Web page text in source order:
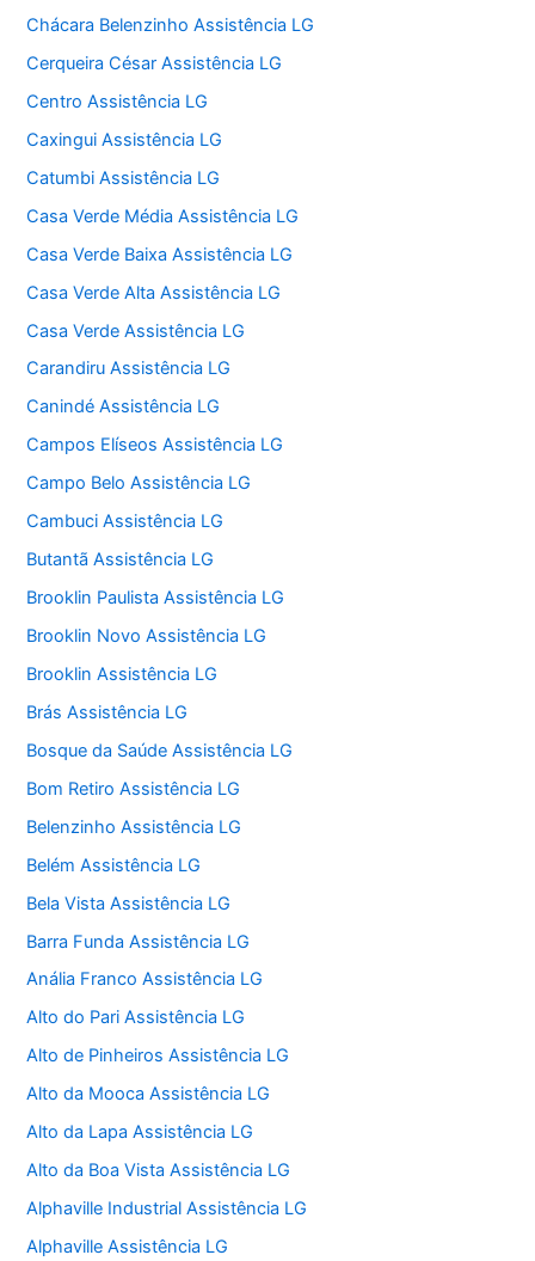
Chácara Belenzinho Assistência LG
Cerqueira César Assistência LG
Centro Assistência LG
Caxingui Assistência LG
Catumbi Assistência LG
Casa Verde Média Assistência LG
Casa Verde Baixa Assistência LG
Casa Verde Alta Assistência LG
Casa Verde Assistência LG
Carandiru Assistência LG
Canindé Assistência LG
Campos Elíseos Assistência LG
Campo Belo Assistência LG
Cambuci Assistência LG
Butantã Assistência LG
Brooklin Paulista Assistência LG
Brooklin Novo Assistência LG
Brooklin Assistência LG
Brás Assistência LG
Bosque da Saúde Assistência LG
Bom Retiro Assistência LG
Belenzinho Assistência LG
Belém Assistência LG
Bela Vista Assistência LG
Barra Funda Assistência LG
Anália Franco Assistência LG
Alto do Pari Assistência LG
Alto de Pinheiros Assistência LG
Alto da Mooca Assistência LG
Alto da Lapa Assistência LG
Alto da Boa Vista Assistência LG
Alphaville Industrial Assistência LG
Alphaville Assistência LG